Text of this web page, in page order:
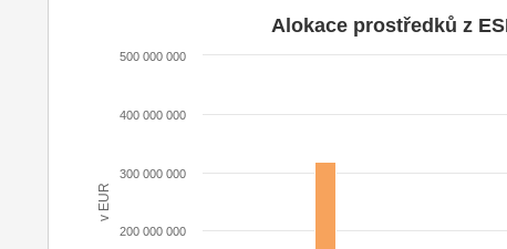
v EUR
Alokace prostředků z
200 000 000
300 000 000
400 000 000
500 000 000